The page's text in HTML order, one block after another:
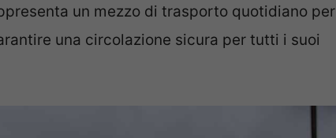
un mezzo di trasporto quotidiano per
una circolazione sicura per tutti i suoi